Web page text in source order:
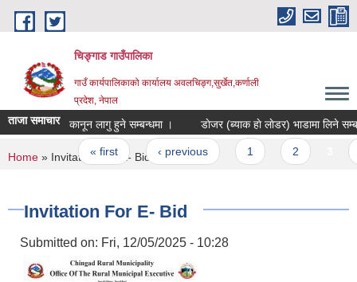
Skip to main content
चिङ्गाड गाउँपालिका
गाउँ कार्यपालिकाको कार्यालय अवलचिङ्ग,सुर्खेत,कर्णाली
प्रदेश, नेपाल
ताजा समाचारकानून लागु हुने सम्बन्धमा । डाेजर (ब्याक हाे लाेडर) भाडामा
Pages
« first ‹ previous
You are here
Home » Invitation For E- Bid
Invitation For E- Bid
Submitted on: Fri, 12/05/2025 - 10:28